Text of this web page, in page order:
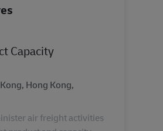
Capacity
Hong Kong,
air freight activities